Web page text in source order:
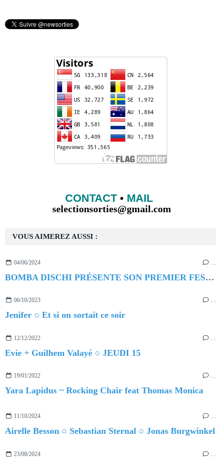
VOUS AIMEREZ AUSSI :
04/06/2024
BOMBA DISCHI PRÉSENTE SON PREMIER FESTIVAL
06/10/2023 …
Jenifer ○ Et si on sortait ce soir
12/12/2022
Evie + Guilhem Valayé ○ JEUDI 15
19/01/2022 …
Yara Lapidus ~ Rocking Chair feat Thomas Monica
11/10/2024 …
Airelle Besson ○ Sebastian Sternal ○ Jonas Burgwinkel
23/08/2024
CONTACT• MAIL
selectionsorties@gmail.com